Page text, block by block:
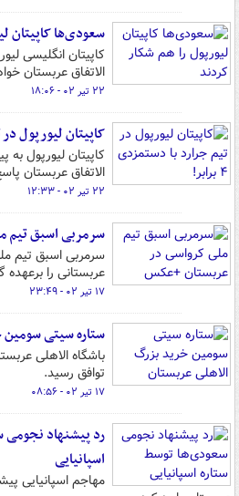
سعودی‌ها کاپیتان
کاپیتان انگلیسی
الاتفاق عربستان
۲۲ تیر ۰۲ - ۱۸:۰۶
کاپیتان لیورپول در
کاپیتان لیورپول
الاتفاق عربستان
۲۲ تیر ۰۲ - ۱۲:۳۳
سرمربی اسبق تیم
سرمربی اسبق تیم
عربستانی را برعهده
۱۷ تیر ۰۲ - ۲۳:۴۹
ستاره سیتی سومین
باشگاه الاهلی
توافق رسید.
۱۷ تیر ۰۲ - ۰۸:۵۶
رد پیشنهاد
اسپانیایی
مهاجم اسپانیایی